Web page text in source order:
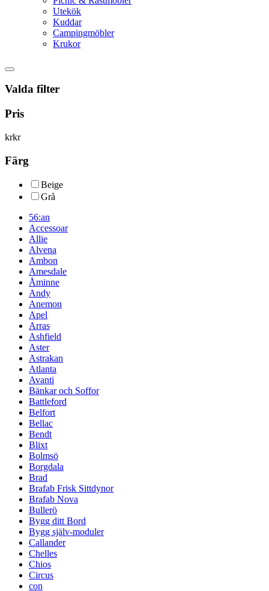
Utekök
Kuddar
Campingmöbler
Krukor
Valda filter
Pris
krkr
Färg
Beige
Grå
56:an
Accessoar
Allie
Alvena
Ambon
Amesdale
Åminne
Andy
Anemon
Apel
Arras
Ashfield
Aster
Astrakan
Atlanta
Avanti
Bänkar och Soffor
Battleford
Belfort
Bellac
Bendt
Blixt
Bolmsö
Borgdala
Brad
Brafab Frisk Sittdynor
Brafab Nova
Bullerö
Bygg ditt Bord
Bygg själv-moduler
Callander
Chelles
Chios
Circus
con